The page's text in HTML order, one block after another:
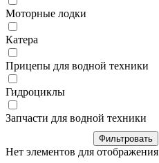
Моторные лодки
Катера
Прицепы для водной техники
Гидроциклы
Запчасти для водной техники
Нет элементов для отображения